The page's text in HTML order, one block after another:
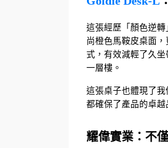
這張經歷「顏色逆
尚橙色馬鞍皮桌面
式，有效減輕了久
一層樓。
這張桌子也體現了
都確保了產品的卓越
耀偉實業：不